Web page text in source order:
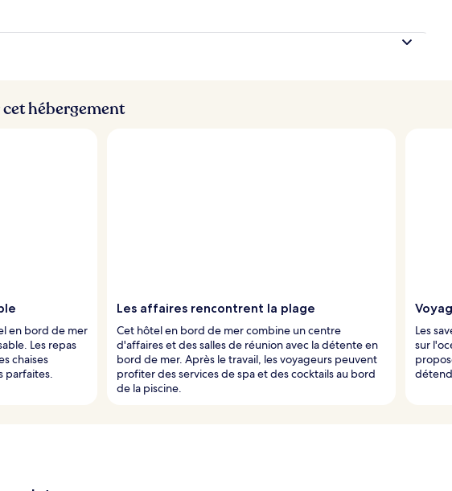
hébergement
en bord de mer
Les repas
chaises
parfaites.
Les affaires rencontrent la plage
Cet hôtel en bord de mer combine un centre
d'affaires et des salles de réunion avec la détente en
bord de mer. Après le travail, les voyageurs peuvent
profiter des services de spa et des cocktails au bord
de la piscine.
Les
sur